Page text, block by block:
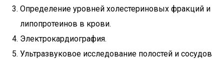
Определение уровней холестериновых фракций и
липопротеинов в крови.
Электрокардиография.
Ультразвуковое исследование полостей и сосудов